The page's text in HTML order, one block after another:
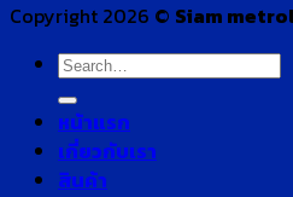
Copyright 2026 © Siam
Search
for:
หน้าแรก
เกี่ยวกับเรา
สินค้า